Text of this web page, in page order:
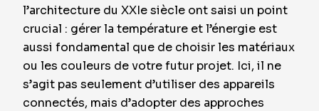
l’architecture du XXIe siècle ont saisi un point
crucial : gérer la température et l’énergie est
aussi fondamental que de choisir les matériaux
ou les couleurs de votre futur projet. Ici, il ne
s’agit pas seulement d’utiliser des appareils
connectés, mais d’adopter des approches